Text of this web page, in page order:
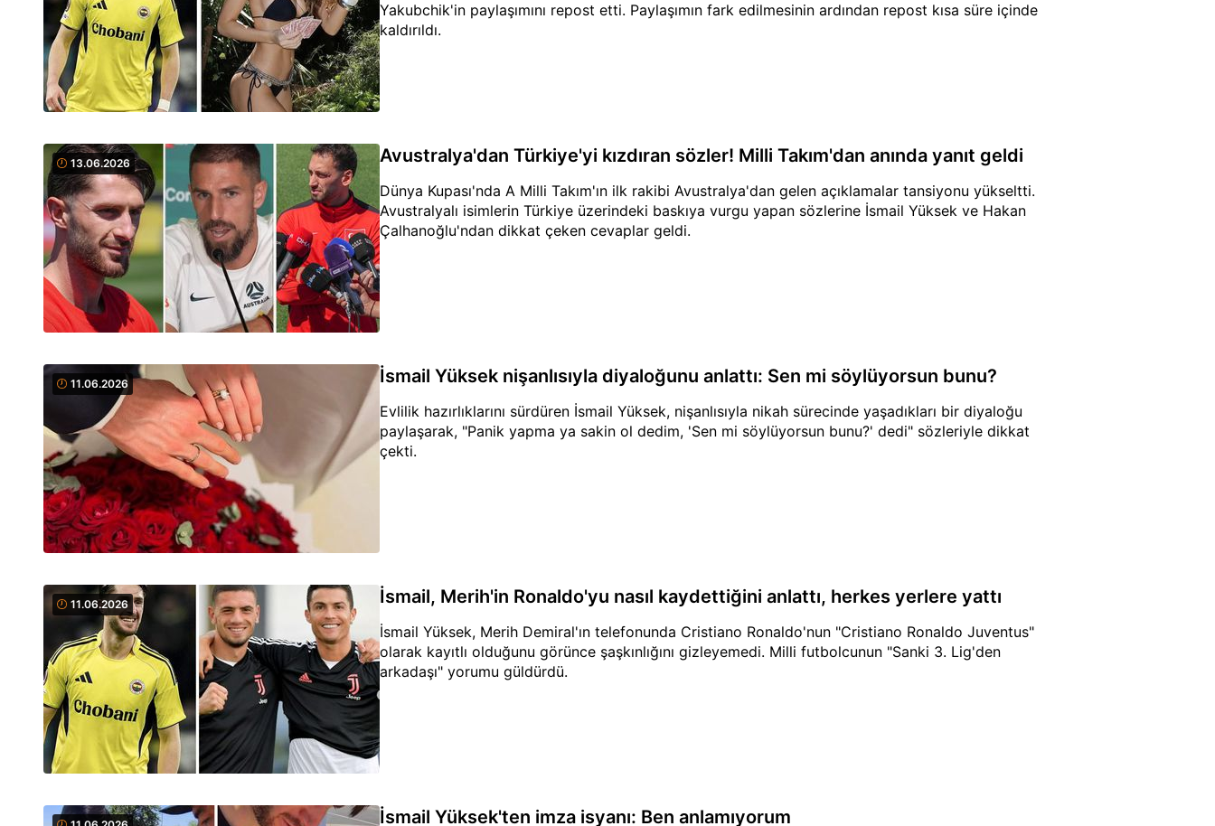
Yakubchik'in paylaşımını repost etti. Paylaşımın fark edilmesinin ardından repost kısa süre içinde
kaldırıldı.
13.06.2026 Avustralya'dan Türkiye'yi kızdıran sözler! Milli Takım'dan anında yanıt geldi
Dünya Kupası'nda A Milli Takım'ın ilk rakibi Avustralya'dan gelen açıklamalar tansiyonu yükseltti.
Avustralyalı isimlerin Türkiye üzerindeki baskıya vurgu yapan sözlerine İsmail Yüksek ve Hakan
Çalhanoğlu'ndan dikkat çeken cevaplar geldi.
11.06.2026 İsmail Yüksek nişanlısıyla diyaloğunu anlattı: Sen mi söylüyorsun bunu?
Evlilik hazırlıklarını sürdüren İsmail Yüksek, nişanlısıyla nikah sürecinde yaşadıkları bir diyaloğu
paylaşarak, "Panik yapma ya sakin ol dedim, 'Sen mi söylüyorsun bunu?' dedi" sözleriyle dikkat
çekti.
11.06.2026 İsmail, Merih'in Ronaldo'yu nasıl kaydettiğini anlattı, herkes yerlere yattı
İsmail Yüksek, Merih Demiral'ın telefonunda Cristiano Ronaldo'nun "Cristiano Ronaldo Juventus"
olarak kayıtlı olduğunu görünce şaşkınlığını gizleyemedi. Milli futbolcunun "Sanki 3. Lig'den
arkadaşı" yorumu güldürdü.
İsmail Yüksek'ten imza isyanı: Ben anlamıyorum